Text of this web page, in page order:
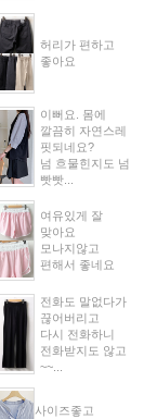
허리가 편하고
좋아요
이뻐요. 몸에
깔끔히 자연스레
핏되네요?
넘 흐물힌지도 넘
빳빳...
여유있게 잘
맞아요
모나지않고
편해서 좋네요
전화도 말없다가
끊어버리고
다시 전화하니
전화받지도 않고
~~...
사이즈좋고